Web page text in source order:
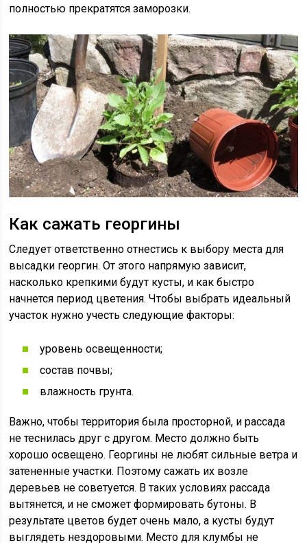
полностью прекратятся заморозки.
Как сажать георгины
Следует ответственно отнестись к выбору места для
высадки георгин. От этого напрямую зависит,
насколько крепкими будут кусты, и как быстро
начнется период цветения. Чтобы выбрать идеальный
участок нужно учесть следующие факторы:
уровень освещенности;
состав почвы;
влажность грунта.
Важно, чтобы территория была просторной, и рассада
не теснилась друг с другом. Место должно быть
хорошо освещено. Георгины не любят сильные ветра и
затененные участки. Поэтому сажать их возле
деревьев не советуется. В таких условиях рассада
вытянется, и не сможет формировать бутоны. В
результате цветов будет очень мало, а кусты будут
выглядеть нездоровыми. Место для клумбы не